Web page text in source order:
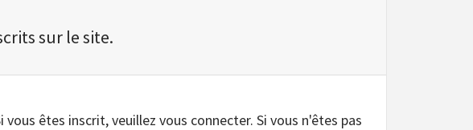
sur le site.
êtes inscrit, veuillez vous connecter. Si vous n'êtes pas